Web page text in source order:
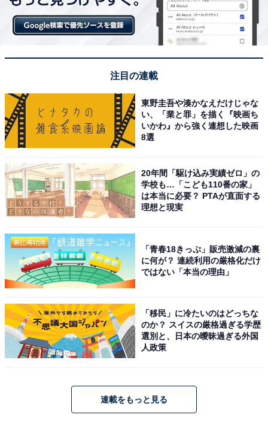
注目の連載
東野圭吾や湊かなえだけじゃな
い、「業と罪」を描く『映画ち
いかわ』から強く連想した映画
8選
20年間「駆け込み実績ゼロ」の
学校も…「こども110番の家」
は本当に必要？ PTAが直面する
理想と現実
「青春18きっぷ」販売激減の裏
に何が？ 連続利用の厳格化だけ
ではない「本当の理由」
「移民」に冷たいのはどっちな
のか？ スイスの厳格過ぎる学歴
選別と、日本の曖昧過ぎる外国
人政策
連載をもっと見る